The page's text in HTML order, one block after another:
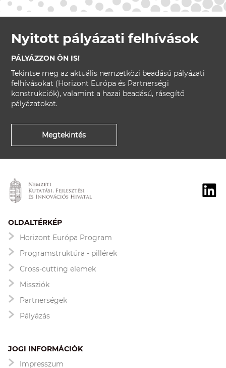
Nyitott pályázati felhívások
PÁLYÁZZON ÖN IS!
Tekintse meg az aktuális nemzetközi beadású pályázati
felhívásokat (Horizont Európa és Partnerségi
konstrukciók), valamint a hazai beadású, rásegítő
pályázatokat.
Megtekintés
OLDALTÉRKÉP
Horizont Európa Program
Programstruktúra - pillérek
Cross-cutting elemek
Missziók
Partnerségek
Pályázás
JOGI INFORMÁCIÓK
Impresszum